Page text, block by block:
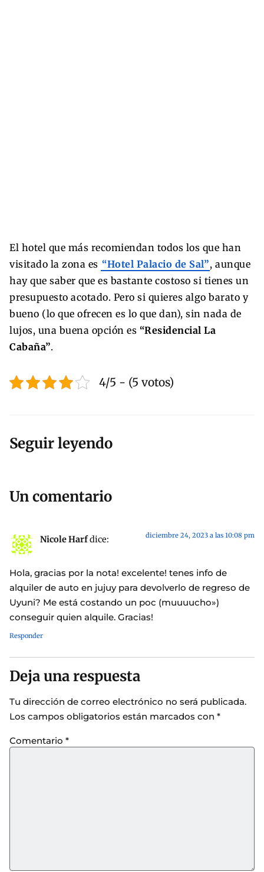
El hotel que más recomiendan todos los que han
visitado la zona es “Hotel Palacio de Sal”, aunque
hay que saber que es bastante costoso si tienes un
presupuesto acotado. Pero si quieres algo barato y
bueno (lo que ofrecen es lo que dan), sin nada de
lujos, una buena opción es “Residencial La
Cabaña”.
4/5 - (5 votos)
Seguir leyendo
Un comentario
Nicole Harfdice: diciembre 24, 2023 a las 10:08 pm
Hola, gracias por la nota! excelente! tenes info de
alquiler de auto en jujuy para devolverlo de regreso de
Uyuni? Me está costando un poc (muuuucho»)
conseguir quien alquile. Gracias!
Responder
Deja una respuesta
Tu dirección de correo electrónico no será publicada.
Los campos obligatorios están marcados con *
Comentario *